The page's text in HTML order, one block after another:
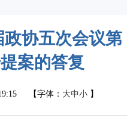
协五次会议第
案的答复
【字体： 大中小 】